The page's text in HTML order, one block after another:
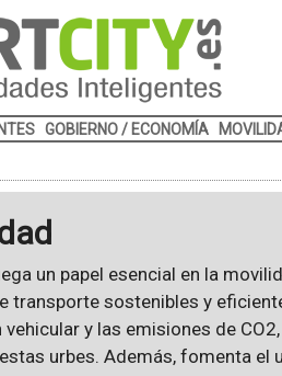
GOBIERNO / ECONOMÍA
un papel esencial en la
transporte sostenibles y
y las emisiones de
urbes. Además, fomenta el